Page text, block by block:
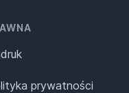
prywatności